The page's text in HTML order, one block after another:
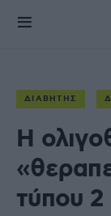
ΔΙΑΒΉΤΗΣ
Η
τύπου 2